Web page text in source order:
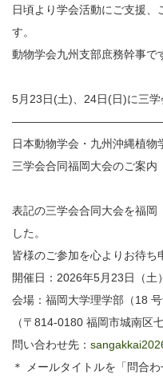
日頃より学会活動にご支援、
す。
動物学会九州支部庶務幹事で
5月23日(土)、24日(日)に三学
日本動物学会・九州沖縄植物
三学会合同福岡大会のご案内
表記の三学会合同大会を福岡
した。
皆様のご参加を心よりお待ち
開催日：2026年5月23日（土
会場：福岡大学理学部（18
（〒814-0180 福岡市城南区
問い合わせ先：
＊ メールタイトルを「問合わ